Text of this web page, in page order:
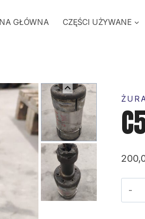
GŁÓWNA CZĘŚCI UŻYWANE
C50